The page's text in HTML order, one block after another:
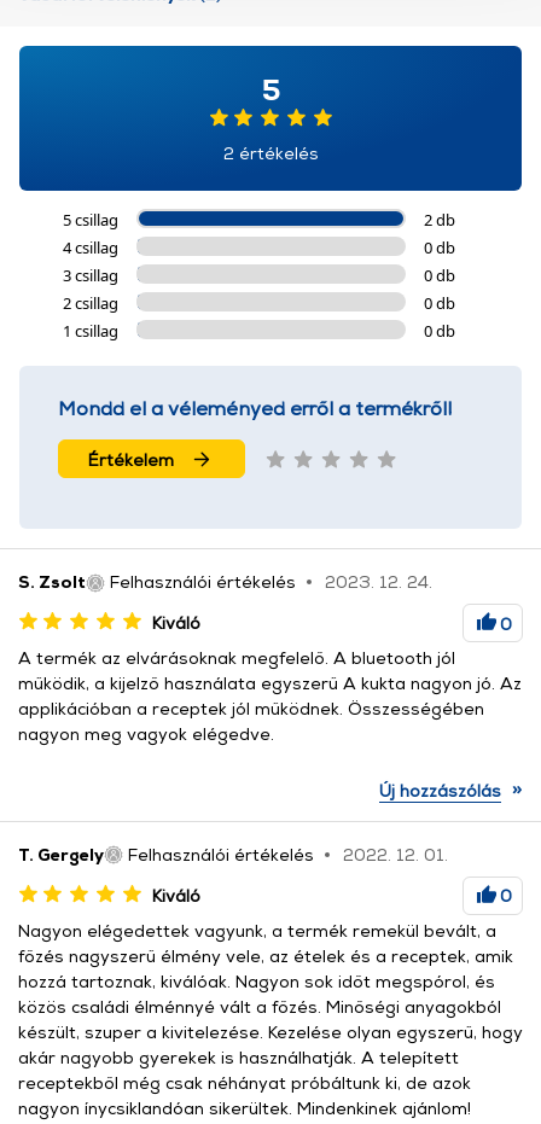
5
2 értékelés
5 csillag
2 db
4 csillag
0 db
3 csillag
0 db
2 csillag
0 db
1 csillag
0 db
Mondd el a véleményed erről a termékről!
Értékelem
S. Zsolt Felhasználói értékelés
2023. 12. 24.
Kiváló
0
A termék az elvárásoknak megfelelő. A bluetooth jól
működik, a kijelző használata egyszerű A kukta nagyon jó. Az
applikációban a receptek jól működnek. Összességében
nagyon meg vagyok elégedve.
Új hozzászólás »
T. Gergely Felhasználói értékelés
2022. 12. 01.
Kiváló
0
Nagyon elégedettek vagyunk, a termék remekül bevált, a
főzés nagyszerű élmény vele, az ételek és a receptek, amik
hozzá tartoznak, kiválóak. Nagyon sok időt megspórol, és
közös családi élménnyé vált a főzés. Minőségi anyagokból
készült, szuper a kivitelezése. Kezelése olyan egyszerű, hogy
akár nagyobb gyerekek is használhatják. A telepített
receptekből még csak néhányat próbáltunk ki, de azok
nagyon ínycsiklandóan sikerültek. Mindenkinek ajánlom!